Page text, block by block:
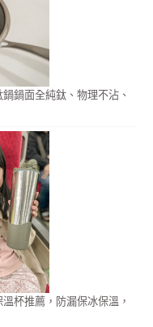
鍋面全純鈦、物理不沾、
杯推薦，防漏保冰保溫，